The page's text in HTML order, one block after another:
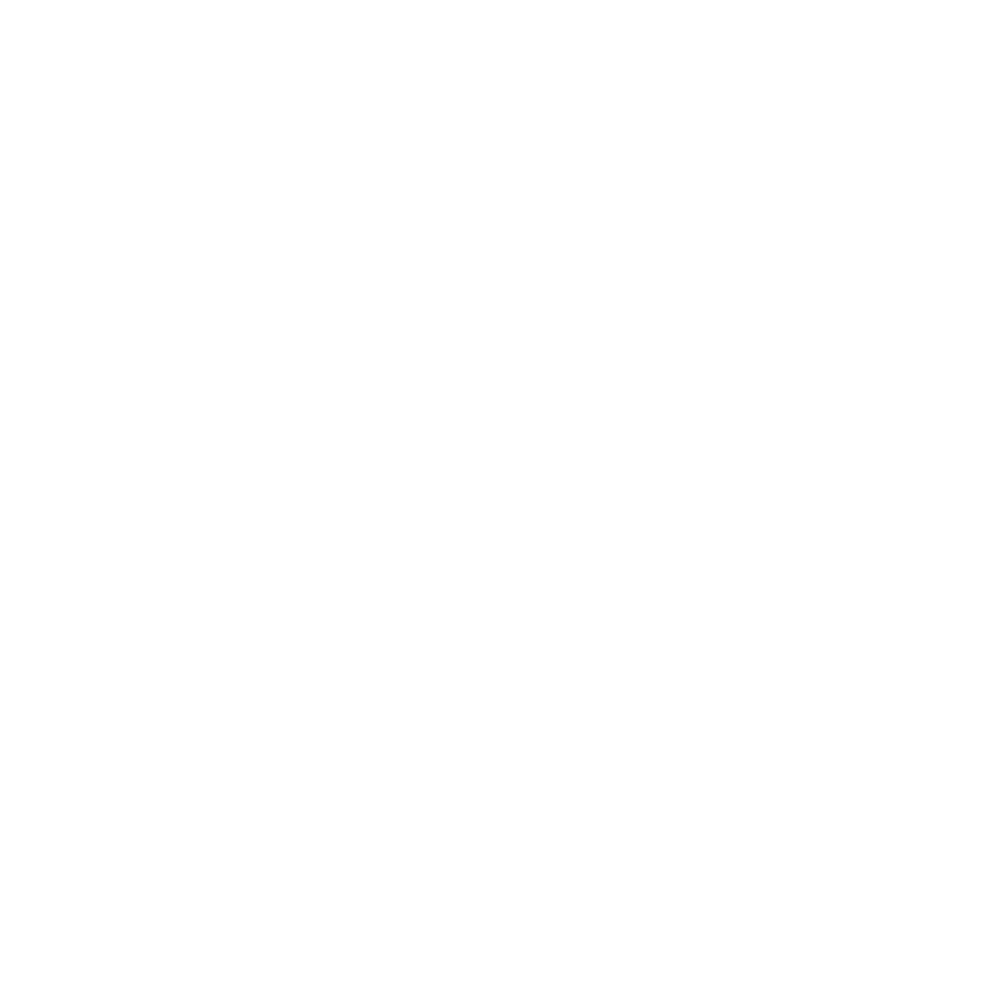
cm
cm
cm
cm
Design muss separat erworben werden.
alle Stickzebra-Designs sind urheberrechtlich geschützt.
und Stickzebra übernimmt keinerlei Haftung für Schäden in aller Art.